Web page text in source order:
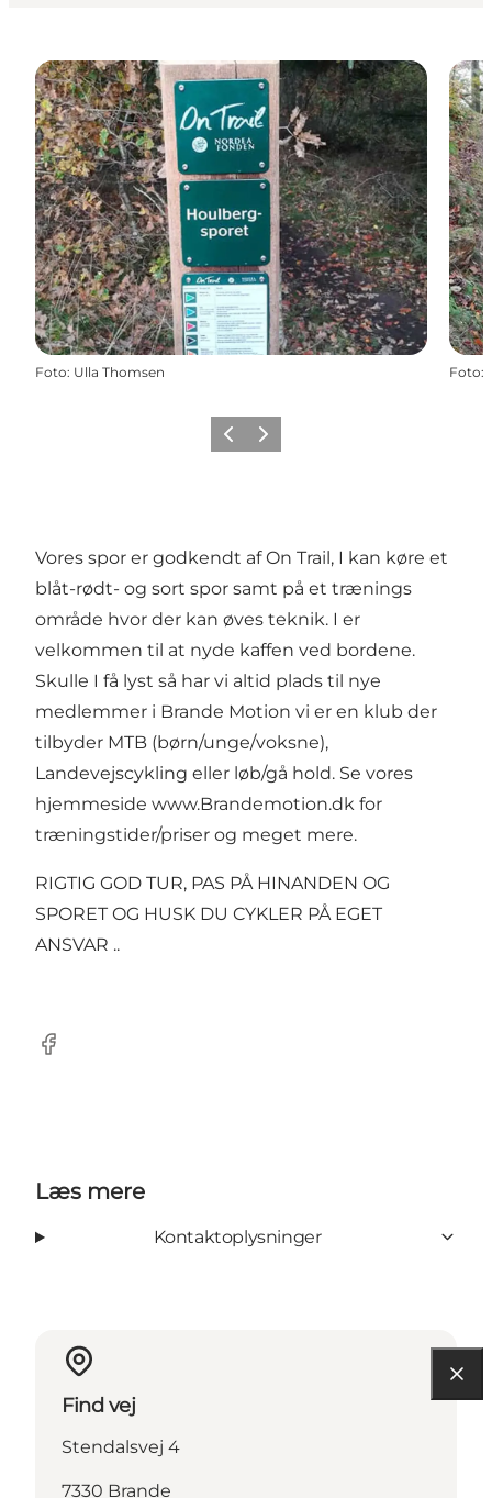
Foto: Ulla Thomsen Foto:
Forrige billede
Næste billede
Vores spor er godkendt af On Trail, I kan køre et
blåt-rødt- og sort spor samt på et trænings
område hvor der kan øves teknik. I er
velkommen til at nyde kaffen ved bordene.
Skulle I få lyst så har vi altid plads til nye
medlemmer i Brande Motion vi er en klub der
tilbyder MTB (børn/unge/voksne),
Landevejscykling eller løb/gå hold. Se vores
hjemmeside www.Brandemotion.dk for
træningstider/priser og meget mere.
RIGTIG GOD TUR, PAS PÅ HINANDEN OG
SPORET OG HUSK DU CYKLER PÅ EGET
ANSVAR ..
Facebook
Læs mere
Kontaktoplysninger
Find vej
Stendalsvej 4
7330 Brande